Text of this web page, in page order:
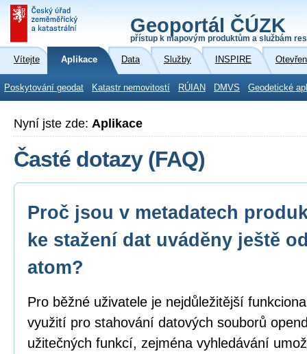
Geoportál ČÚZK
přístup k mapovým produktům a službám
Vítejte Aplikace Data Služby INSPIRE
Poskytování geodat Katastr nemovitostí RÚIAN DMVS Geodetické
Nyní jste zde: Aplikace
Časté dotazy (FAQ)
Proč jsou v metadatech
ke stažení dat uváděny ještě
atom?
Pro běžné uživatele je nejdůležitější
využití pro stahování datových souborů
užitečných funkcí, zejména vyhledávání